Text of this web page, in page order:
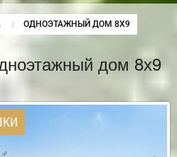
CURRENT:
ОДНОЭТАЖНЫЙ ДОМ 8Х9
дом 8х9